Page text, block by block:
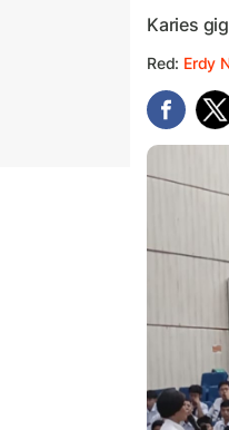
Karies
Red: Erdy